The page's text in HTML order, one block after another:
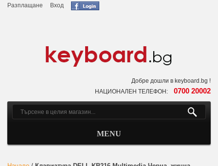
Разплащане
Вход
Добре дошли в keyboard.bg !
НАЦИОНАЛЕН ТЕЛЕФОН: 0700 20002
MENU